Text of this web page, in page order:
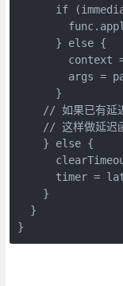
if
      } else {
context
args =
      }
// 如果已有延
// 这样做延迟
    } else {
timer =
    }
  }